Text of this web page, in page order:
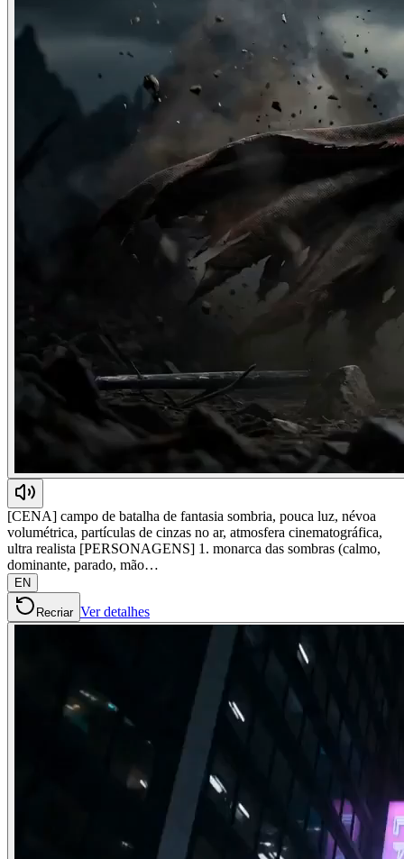
[CENA] campo de batalha de fantasia sombria, pouca luz, névoa
volumétrica, partículas de cinzas no ar, atmosfera cinematográfica,
ultra realista [PERSONAGENS] 1. monarca das sombras (calmo,
dominante, parado, mão…
EN
Recriar Ver detalhes